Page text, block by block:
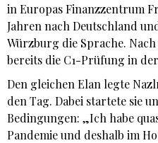
in Europas Finanzzentrum
Jahren nach Deutschland
Würzburg die Sprache.
bereits die C1-Prüfung in
Den gleichen Elan legte
den Tag. Dabei startete sie
Bedingungen: „Ich habe
Pandemie und deshalb im